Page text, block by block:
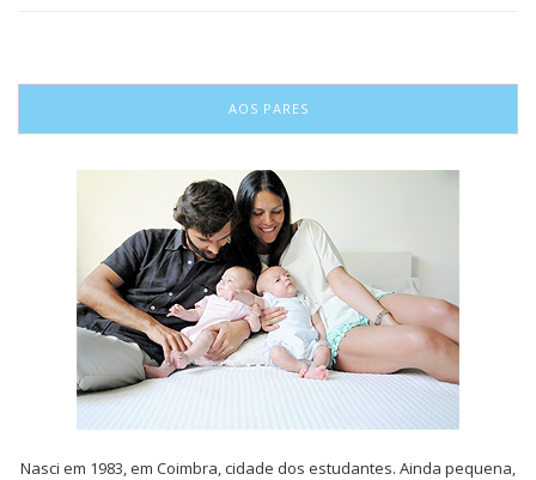
AOS PARES
Nasci em 1983, em Coimbra, cidade dos estudantes. Ainda pequena,